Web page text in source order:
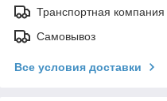
Транспортная компания
Самовывоз
Все условия доставки